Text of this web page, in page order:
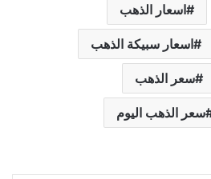
اسعار الذهب
اسعار سبيكة الذهب
سعر الذهب
سعر الذهب اليوم